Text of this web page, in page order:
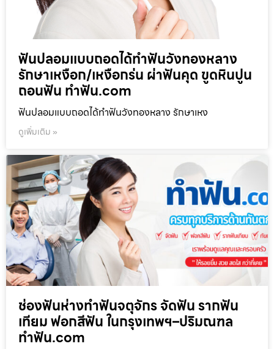
ฟันปลอมแบบถอดได้ทำฟันวังทองหลาง
รักษาเหงือก/เหงือกร่น ผ่าฟันคุด ขูดหินปูน
ถอนฟัน ทำฟัน.com
ฟันปลอมแบบถอดได้ทำฟันวังทองหลาง รักษาเหง
ดูเพิ่มเติม »
ช่องฟันห่างทำฟันจตุจักร จัดฟัน รากฟัน
เทียม ฟอกสีฟัน ในกรุงเทพฯ–ปริมณฑล
ทำฟัน.com